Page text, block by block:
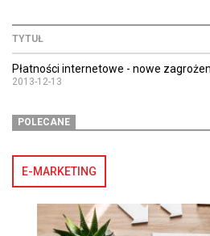
TYTUŁ
Płatności internetowe - nowe
2013-12-13
POLECANE
E-MARKETING